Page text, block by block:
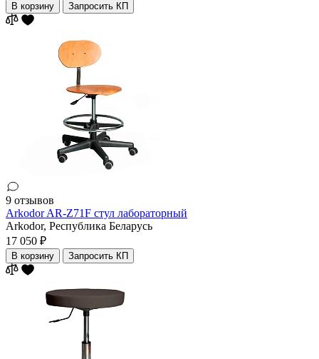
В корзину Запросить КП
9 отзывов
Arkodor AR-Z71F стул лабораторный
Arkodor, Республика Беларусь
17 050 ₽
В корзину Запросить КП